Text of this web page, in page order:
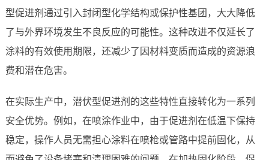
型促进剂通过引入封闭型化学结构或保护性基团，大大降低
了与外界环境发生不良反应的可能性。这种改进不仅延长了
涂料的有效使用期限，还减少了因材料变质而造成的资源浪
费和潜在危害。
在实际生产中，潜伏型促进剂的这些特性直接转化为一系列
安全优势。例如，在喷涂作业中，由于促进剂在低温下保持
稳定，操作人员无需担心涂料在喷枪或管路中提前固化，从